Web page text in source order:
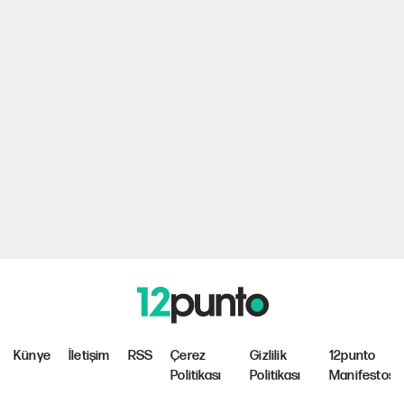
Künye İletişim RSS
Çerez
Politikası
Gizlilik
Politikası
12punto
Manifestosu